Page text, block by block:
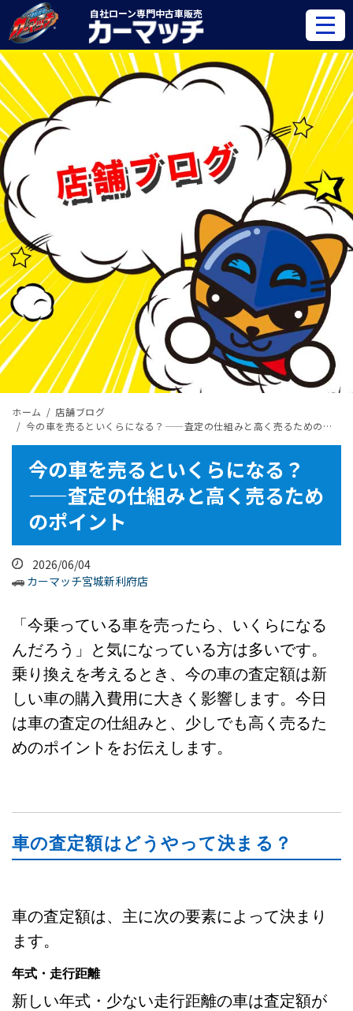
自社ローン専門中古車販売
ホーム
店舗ブログ
今の車を売るといくらになる？——査定の仕組みと高く売るためのポイント
今の車を売るといくらになる？
——査定の仕組みと高く売るため
のポイント
2026/06/04
カーマッチ宮城新利府店
「今乗っている車を売ったら、いくらになる
んだろう」と気になっている方は多いです。
乗り換えを考えるとき、今の車の査定額は新
しい車の購入費用に大きく影響します。今日
は車の査定の仕組みと、少しでも高く売るた
めのポイントをお伝えします。
車の査定額はどうやって決まる？
車の査定額は、主に次の要素によって決まり
ます。
年式・走行距離
新しい年式・少ない走行距離の車は査定額が